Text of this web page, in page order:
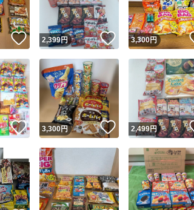
いいね！
2,399円 いいね！
3,300円
いいね！
3,300円 いいね！
2,499円